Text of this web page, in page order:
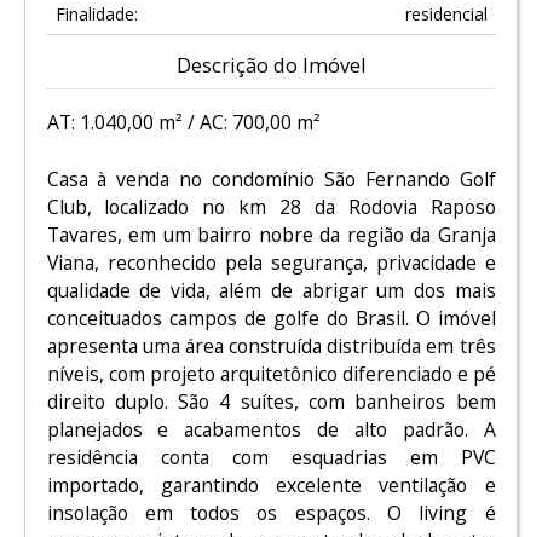
Finalidade: residencial
Descrição do Imóvel
AT: 1.040,00 m² / AC: 700,00 m²
Casa à venda no condomínio São Fernando Golf
Club, localizado no km 28 da Rodovia Raposo
Tavares, em um bairro nobre da região da Granja
Viana, reconhecido pela segurança, privacidade e
qualidade de vida, além de abrigar um dos mais
conceituados campos de golfe do Brasil. O imóvel
apresenta uma área construída distribuída em três
níveis, com projeto arquitetônico diferenciado e pé
direito duplo. São 4 suítes, com banheiros bem
planejados e acabamentos de alto padrão. A
residência conta com esquadrias em PVC
importado, garantindo excelente ventilação e
insolação em todos os espaços. O living é